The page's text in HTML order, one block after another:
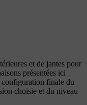
et de jantes pour
présentées ici
configuration finale du
choisie et du niveau